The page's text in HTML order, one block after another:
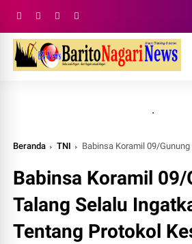
.
Beranda TNI Babinsa Koramil 09/Gunung Talang Selalu
Babinsa Koramil 09/
Talang Selalu
Tentang Protokol